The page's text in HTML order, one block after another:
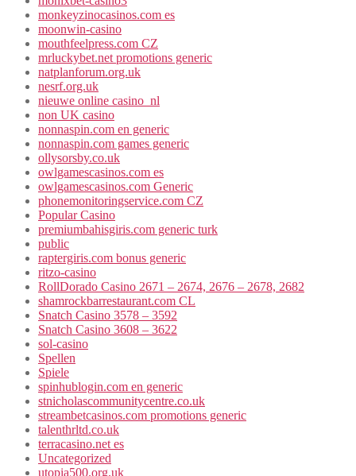
monkeyzinocasinos.com es
moonwin-casino
mouthfeelpress.com CZ
mrluckybet.net promotions generic
natplanforum.org.uk
nesrf.org.uk
nieuwe online casino_nl
non UK casino
nonnaspin.com en generic
nonnaspin.com games generic
ollysorsby.co.uk
owlgamescasinos.com es
owlgamescasinos.com Generic
phonemonitoringservice.com CZ
Popular Casino
premiumbahisgiris.com generic turk
public
raptergiris.com bonus generic
ritzo-casino
RollDorado Casino 2671 – 2674, 2676 – 2678, 2682
shamrockbarrestaurant.com CL
Snatch Casino 3578 – 3592
Snatch Casino 3608 – 3622
sol-casino
Spellen
Spiele
spinhublogin.com en generic
stnicholascommunitycentre.co.uk
streambetcasinos.com promotions generic
talenthrltd.co.uk
terracasino.net es
Uncategorized
utopia500.org.uk